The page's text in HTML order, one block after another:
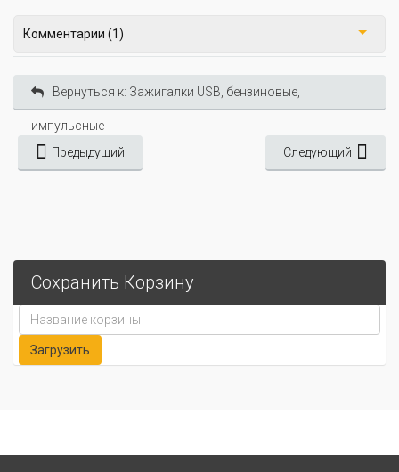
Комментарии (1)
Вернуться к: Зажигалки USB, бензиновые,
импульсные
Предыдущий
Следующий
Сохранить Корзину